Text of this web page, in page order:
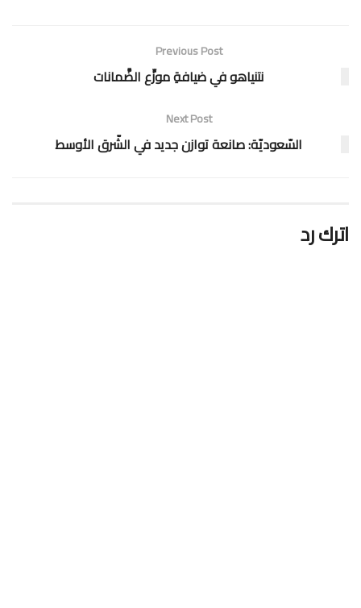
Previous Post
نتنياهو في ضيافةِ موزِّع الضَّمانات
Next Post
السّعوديّة: صانعة توازن جديد في الشّرق الأوسط
اترك رد